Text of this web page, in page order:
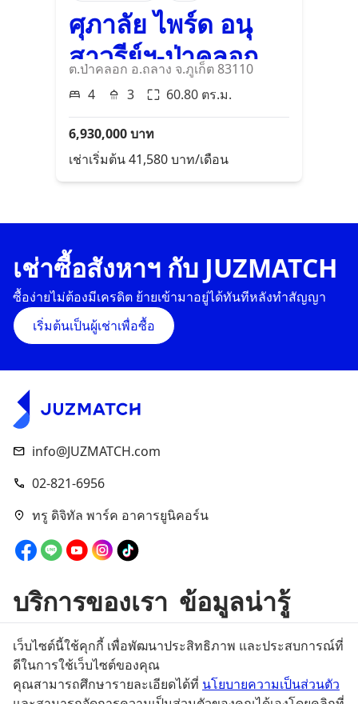
ศุภาลัย ไพร์ด อนุ
สาวรีย์ฯ-ป่าคลอก
ต.ป่าคลอก อ.ถลาง จ.ภูเก็ต 83110
4
3 60.80 ตร.ม.
6,930,000บาท
เช่าเริ่มต้น41,580บาท/เดือน
เช่าซื้อสังหาฯ กับ JUZMATCH
ซื้อง่ายไม่ต้องมีเครดิต ย้ายเข้ามาอยู่ได้ทันทีหลังทำสัญญา
เริ่มต้นเป็นผู้เช่าเพื่อซื้อ
info@JUZMATCH.com
02-821-6956
ทรู ดิจิทัล พาร์ค อาคารยูนิคอร์น
บริการของเรา
เช่าเพื่อซื้อ
ลงทุน
ขาย
ข้อมูลน่ารู้
ข่าวสาร
กิจกรรม
เว็บไซต์นี้ใช้คุกกี้ เพื่อพัฒนาประสิทธิภาพ และประสบการณ์ที่
ดีในการใช้เว็บไซต์ของคุณ
คุณสามารถศึกษารายละเอียดได้ที่ นโยบายความเป็นส่วนตัว